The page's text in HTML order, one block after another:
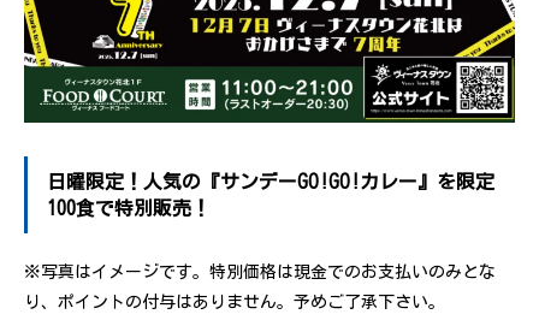
日曜限定！人気の『サンデーGO!GO!カレー』を限定
100食で特別販売！
※写真はイメージです。特別価格は現金でのお支払いのみとな
り、ポイントの付与はありません。予めご了承下さい。